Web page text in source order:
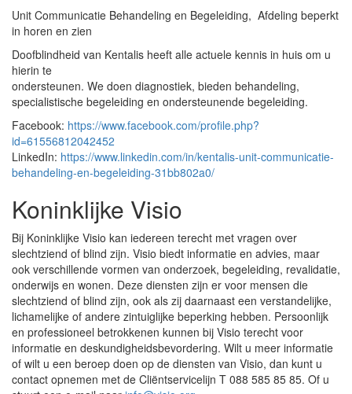
Unit Communicatie Behandeling en Begeleiding, Afdeling beperkt
in horen en zien
Doofblindheid van Kentalis heeft alle actuele kennis in huis om u
hierin te
ondersteunen. We doen diagnostiek, bieden behandeling,
specialistische begeleiding en ondersteunende begeleiding.
Facebook: https://www.facebook.com/profile.php?
id=61556812042452
LinkedIn: https://www.linkedin.com/in/kentalis-unit-communicatie-
behandeling-en-begeleiding-31bb802a0/
Koninklijke Visio
Bij Koninklijke Visio kan iedereen terecht met vragen over
slechtziend of blind zijn. Visio biedt informatie en advies, maar
ook verschillende vormen van onderzoek, begeleiding, revalidatie,
onderwijs en wonen. Deze diensten zijn er voor mensen die
slechtziend of blind zijn, ook als zij daarnaast een verstandelijke,
lichamelijke of andere zintuiglijke beperking hebben. Persoonlijk
en professioneel betrokkenen kunnen bij Visio terecht voor
informatie en deskundigheidsbevordering. Wilt u meer informatie
of wilt u een beroep doen op de diensten van Visio, dan kunt u
contact opnemen met de Cliëntservicelijn T 088 585 85 85. Of u